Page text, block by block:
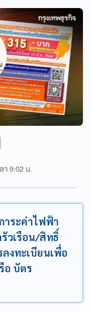
า 9:02 น.
าระค่าไฟฟ้า
วเรือน/สิทธิ์
งทะเบียนเพื่อ
อ บัตร